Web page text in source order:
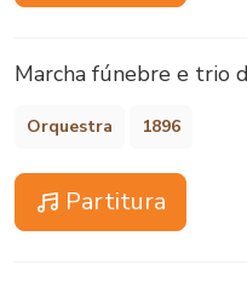
Marcha fúnebre e trio
Orquestra 1896
Partitura